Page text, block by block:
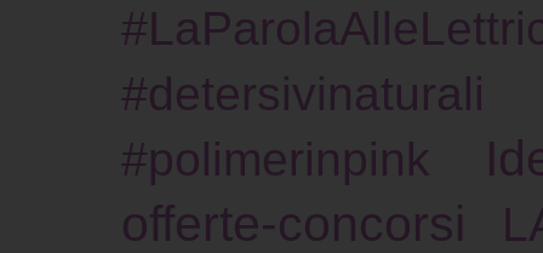
#detersivinaturali
#polimerinpink
offerte-concorsi